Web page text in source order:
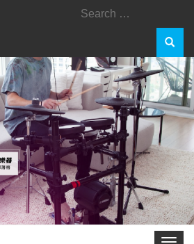
Toggle